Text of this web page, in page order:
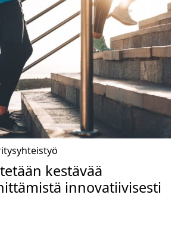
kestävää
innovatiivisesti